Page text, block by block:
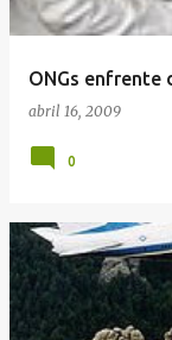
ONGs enfrente
abril 16, 2009
0